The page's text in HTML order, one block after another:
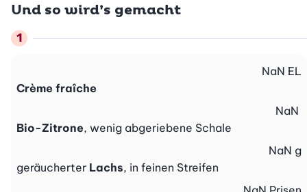
Und so wird’s gemacht
Crème fraîche
NaN EL
Bio-Zitrone, wenig abgeriebene Schale
NaN
geräucherter Lachs, in feinen Streifen
NaN g